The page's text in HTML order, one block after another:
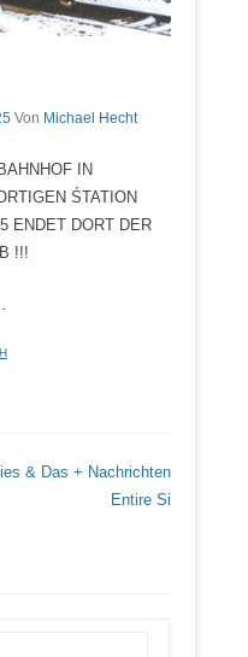
Von Michael Hecht
IN
ŚTATION
ENDET DORT DER
!!!
& Das + Nachrichten
Entire Si